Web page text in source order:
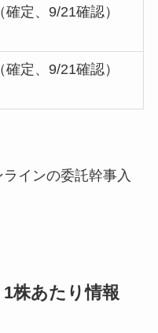
（確定、9/21確認）
（確定、9/21確認）
インの委託幹事入
株あたり情報